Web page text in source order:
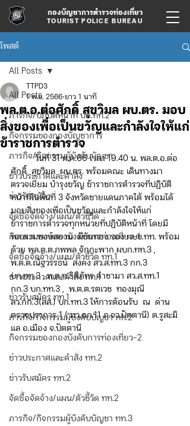
กองบัญชาการตำรวจท่องเที่ยว
TOURIST POLICE BUREAU
โพสต์
All Posts
ภารกิจ/ปฏิบัติหน้าที่ บก.ทท.2
กิจกรรมของกองบัญชาการ
ภารกิจ/กิจกรรมผู้บังคับบัญชา
ข่าวประกาศและคำสั่ง
ข่าวรับสมัคร
จัดซื้อจัดจ้าง/แผน/ตัวชี้วัด
กิจกรรมของกองบังคับการท่องเที่ยว-1
จัดซื้อจัดจ้าง/แผน/ตัวชี้วัด ทท.1
ข่าวประกาศและคำสั่ง ทท.1
ข่าวรับสมัคร ทท.1
ภารกิจ/กิจกรรมผู้บังคับบัญชา ทท.2
กิจกรรมของกองบังคับการท่องเที่ยว-2
ข่าวประกาศและคำสั่ง ทท.2
ข่าวรับสมัคร ทท.2
จัดซื้อจัดจ้าง/แผน/ตัวชี้วัด ทท.2
ภารกิจ/กิจกรรมผู้บังคับบัญชา ทท.3
All Posts
พล.ต.อ.ต่อศักดิ์ สุขวิมล ผบ.ตร. มอบ
สิ่งของเพื่อเป็นขวัญและกำลังใจให้แก่
ข้าราชการตำรวจ
TTPD3
1 พ.ย. 2566 ยาว 1 นาที
	วันที่ 31 ต.ค.66 เวลา 19.40 น. พล.ต.อ.ต่อ
ศักดิ์  สุขวิมล  ผบ.ตร. พร้อมคณะ เดินทางมา
ตรวจเยี่ยม บำรุงขวัญ ข้าราชการตำรวจที่ปฏิบัติ
หน้าที่ในพื้นที่ 3 จังหวัดชายแดนภาคใต้ พร้อมได้
มอบสิ่งของเพื่อเป็นขวัญและกำลังใจให้แก่
ข้าราชการตำรวจทุกหน่วยที่ปฏิบัติหน้าที่ โดยมี
พล.ต.ต.พงษ์สยาม  มีขันทอง รอง ผบช.ทท. พร้อม
ด้วย พล.ต.ต.ภพพล จักกะพาก ผบก.ทท.3 ,
พ.ต.ต.ณัฐวรรธน์  สงคง สว.ส.ทท.3 กก.3
บก.ทท.3 , พ.ต.ท.ธิติภัทร คำชามา สว.ส.ทท.1
กก.3 บก.ทท.3 ,  พ.ต.ต.รตเวช  ทองมุณี
สว.กก.3(สส.) บก.ทท.3 ให้การต้อนรับ  ณ  ด่าน
ตรวจปราการ 1 ( มว.ฉก.11 ภ.จว.ปัตตานี) ต.รูสะมิ
แล อ.เมือง จ.ปัตตานี